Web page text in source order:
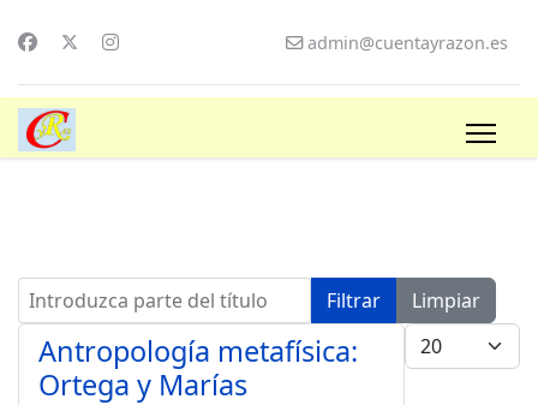
admin@cuentayrazon.es
Introduzca parte del título Filtrar
Limpiar
Cantidad a
Antropología metafísica:
Ortega y Marías